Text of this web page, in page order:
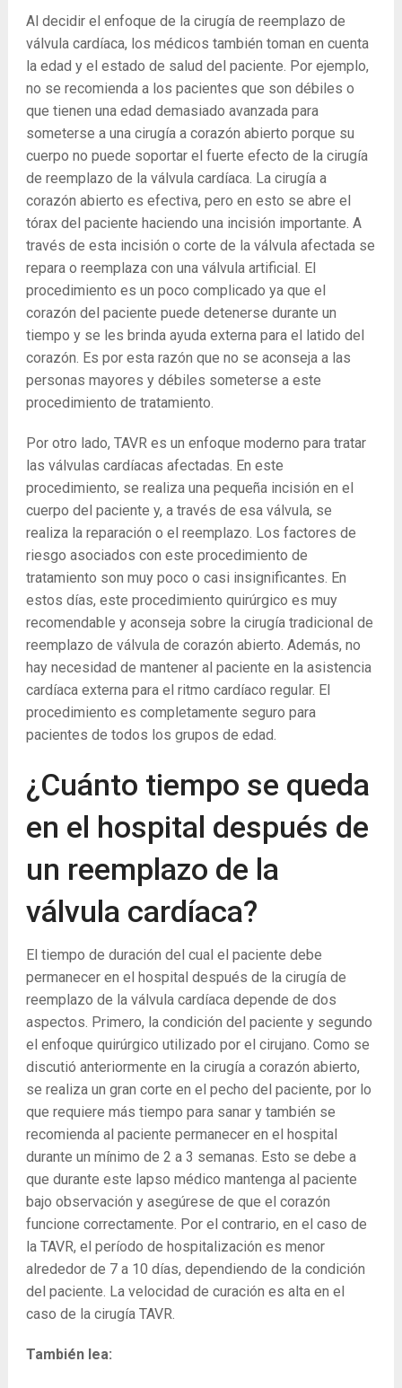
Al decidir el enfoque de la cirugía de reemplazo de
válvula cardíaca, los médicos también toman en cuenta
la edad y el estado de salud del paciente. Por ejemplo,
no se recomienda a los pacientes que son débiles o
que tienen una edad demasiado avanzada para
someterse a una cirugía a corazón abierto porque su
cuerpo no puede soportar el fuerte efecto de la cirugía
de reemplazo de la válvula cardíaca. La cirugía a
corazón abierto es efectiva, pero en esto se abre el
tórax del paciente haciendo una incisión importante. A
través de esta incisión o corte de la válvula afectada se
repara o reemplaza con una válvula artificial. El
procedimiento es un poco complicado ya que el
corazón del paciente puede detenerse durante un
tiempo y se les brinda ayuda externa para el latido del
corazón. Es por esta razón que no se aconseja a las
personas mayores y débiles someterse a este
procedimiento de tratamiento.
Por otro lado, TAVR es un enfoque moderno para tratar
las válvulas cardíacas afectadas. En este
procedimiento, se realiza una pequeña incisión en el
cuerpo del paciente y, a través de esa válvula, se
realiza la reparación o el reemplazo. Los factores de
riesgo asociados con este procedimiento de
tratamiento son muy poco o casi insignificantes. En
estos días, este procedimiento quirúrgico es muy
recomendable y aconseja sobre la cirugía tradicional de
reemplazo de válvula de corazón abierto. Además, no
hay necesidad de mantener al paciente en la asistencia
cardíaca externa para el ritmo cardíaco regular. El
procedimiento es completamente seguro para
pacientes de todos los grupos de edad.
¿Cuánto tiempo se queda
en el hospital después de
un reemplazo de la
válvula cardíaca?
El tiempo de duración del cual el paciente debe
permanecer en el hospital después de la cirugía de
reemplazo de la válvula cardíaca depende de dos
aspectos. Primero, la condición del paciente y segundo
el enfoque quirúrgico utilizado por el cirujano. Como se
discutió anteriormente en la cirugía a corazón abierto,
se realiza un gran corte en el pecho del paciente, por lo
que requiere más tiempo para sanar y también se
recomienda al paciente permanecer en el hospital
durante un mínimo de 2 a 3 semanas. Esto se debe a
que durante este lapso médico mantenga al paciente
bajo observación y asegúrese de que el corazón
funcione correctamente. Por el contrario, en el caso de
la TAVR, el período de hospitalización es menor
alrededor de 7 a 10 días, dependiendo de la condición
del paciente. La velocidad de curación es alta en el
caso de la cirugía TAVR.
También lea: